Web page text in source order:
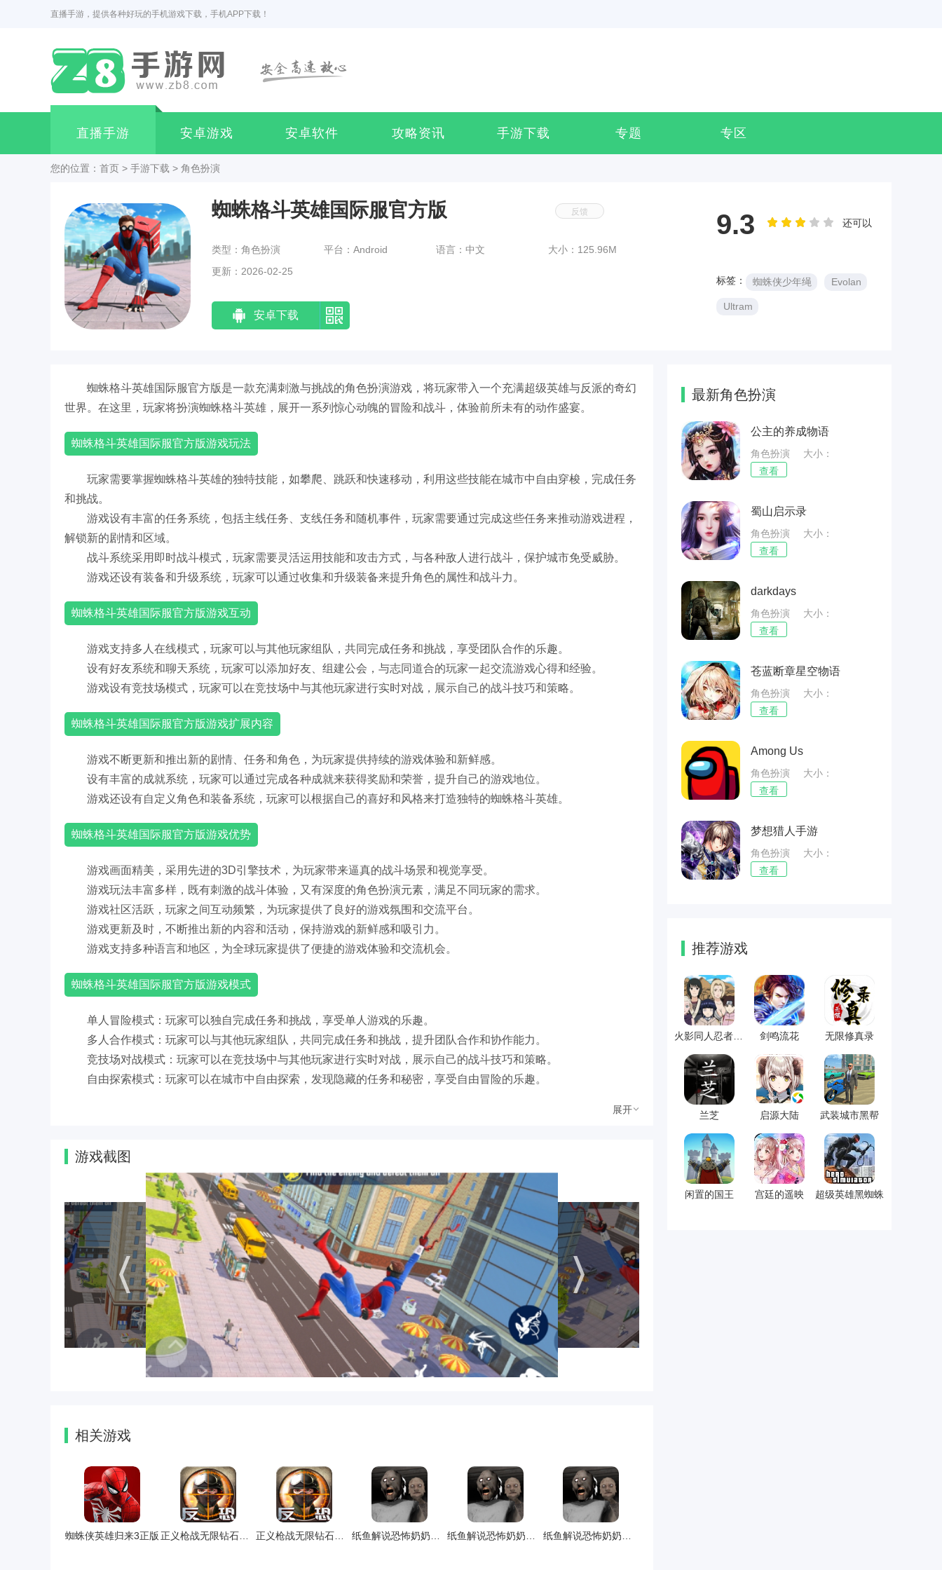
直播手游，提供各种好玩的手机游戏下载，手机APP下载！
直播手游 安卓游戏 安卓软件 攻略资讯 手游下载 专题 专区
您的位置： 首页 > 手游下载 > 角色扮演
类型：角色扮演 平台：Android 语言：中文
大小：125.96M
更新：2026-02-25
安卓下载
还可以
9.3
标签： 蜘蛛侠少年绳 Evolan
Ultram
蜘蛛格斗英雄国际服官方版
蜘蛛格斗英雄国际服官方版是一款充满刺激与挑战的角色扮演游戏，将玩家带入一个充满超级英雄与反派的奇幻
世界。在这里，玩家将扮演蜘蛛格斗英雄，展开一系列惊心动魄的冒险和战斗，体验前所未有的动作盛宴。
蜘蛛格斗英雄国际服官方版游戏玩法
玩家需要掌握蜘蛛格斗英雄的独特技能，如攀爬、跳跃和快速移动，利用这些技能在城市中自由穿梭，完成任务
和挑战。
游戏设有丰富的任务系统，包括主线任务、支线任务和随机事件，玩家需要通过完成这些任务来推动游戏进程，
解锁新的剧情和区域。
战斗系统采用即时战斗模式，玩家需要灵活运用技能和攻击方式，与各种敌人进行战斗，保护城市免受威胁。
游戏还设有装备和升级系统，玩家可以通过收集和升级装备来提升角色的属性和战斗力。
蜘蛛格斗英雄国际服官方版游戏互动
游戏支持多人在线模式，玩家可以与其他玩家组队，共同完成任务和挑战，享受团队合作的乐趣。
设有好友系统和聊天系统，玩家可以添加好友、组建公会，与志同道合的玩家一起交流游戏心得和经验。
游戏设有竞技场模式，玩家可以在竞技场中与其他玩家进行实时对战，展示自己的战斗技巧和策略。
蜘蛛格斗英雄国际服官方版游戏扩展内容
游戏不断更新和推出新的剧情、任务和角色，为玩家提供持续的游戏体验和新鲜感。
设有丰富的成就系统，玩家可以通过完成各种成就来获得奖励和荣誉，提升自己的游戏地位。
游戏还设有自定义角色和装备系统，玩家可以根据自己的喜好和风格来打造独特的蜘蛛格斗英雄。
蜘蛛格斗英雄国际服官方版游戏优势
游戏画面精美，采用先进的3D引擎技术，为玩家带来逼真的战斗场景和视觉享受。
游戏玩法丰富多样，既有刺激的战斗体验，又有深度的角色扮演元素，满足不同玩家的需求。
游戏社区活跃，玩家之间互动频繁，为玩家提供了良好的游戏氛围和交流平台。
游戏更新及时，不断推出新的内容和活动，保持游戏的新鲜感和吸引力。
游戏支持多种语言和地区，为全球玩家提供了便捷的游戏体验和交流机会。
蜘蛛格斗英雄国际服官方版游戏模式
单人冒险模式：玩家可以独自完成任务和挑战，享受单人游戏的乐趣。
多人合作模式：玩家可以与其他玩家组队，共同完成任务和挑战，提升团队合作和协作能力。
竞技场对战模式：玩家可以在竞技场中与其他玩家进行实时对战，展示自己的战斗技巧和策略。
自由探索模式：玩家可以在城市中自由探索，发现隐藏的任务和秘密，享受自由冒险的乐趣。
展开
游戏截图
相关游戏
蜘蛛侠英雄归来3正版 正义枪战无限钻石破解版
最新角色扮演
公主的养成物语
角色扮演
大小：
196.94MB
查看
蜀山启示录
角色扮演
大小：
134.2MB
查看
darkdays
角色扮演
大小：
60.11MB
查看
苍蓝断章星空物语
角色扮演
大小：
170.11MB
查看
Among Us
角色扮演
大小：
92.73MB
查看
梦想猎人手游
角色扮演
大小：
169.75MB
查看
推荐游戏
剑鸣流花 无限修真录
兰芝 启源大陆 武装城市黑帮
闲置的国王 宫廷的遥映 超级英雄黑蜘蛛
反馈